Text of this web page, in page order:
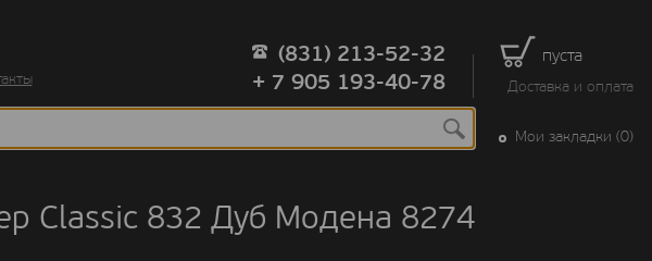
пуста
Доставка и оплата
(831) 213-52-32
+ 7 905 193-40-78
Мои закладки (0)
Classic 832 Дуб Модена 8274